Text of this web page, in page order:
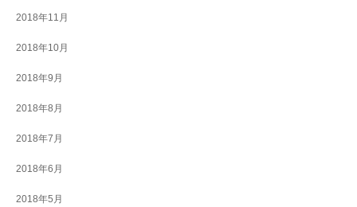
2018年11月
2018年10月
2018年9月
2018年8月
2018年7月
2018年6月
2018年5月